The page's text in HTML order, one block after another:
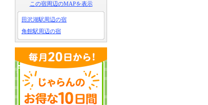
この宿周辺のMAPを表示
田沢湖駅周辺の宿
角館駅周辺の宿